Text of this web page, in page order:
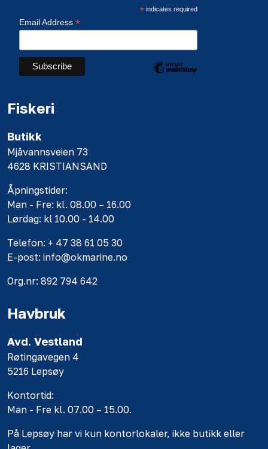
*indicates required
Email Address *
Fiskeri
Butikk
Mjåvannsveien 73
4628 KRISTIANSAND
Åpningstider:
Man - Fre: kl. 08.00 – 16.00
Lørdag: kl 10.00 - 14.00
Telefon: + 47 38 61 05 30
E-post: info@okmarine.no
Org.nr: 892 794 642
Havbruk
Avd. Vestland
Røtingavegen 4
5216 Lepsøy
Kontortid:
Man - Fre kl. 07.00 – 15.00.
På Lepsøy har vi kun kontorlokaler, ikke butikk eller